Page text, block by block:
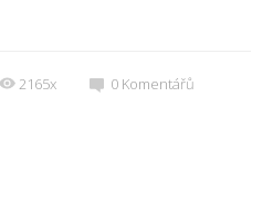
2165x 0 Komentářů